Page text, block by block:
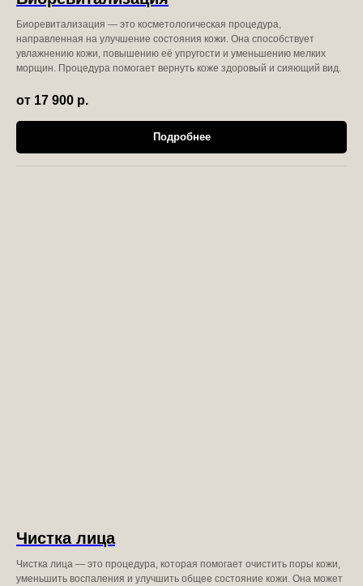
Биоревитализация — это косметологическая процедура,
направленная на улучшение состояния кожи. Она способствует
увлажнению кожи, повышению её упругости и уменьшению мелких
морщин. Процедура помогает вернуть коже здоровый и сияющий вид.
от 17 900 р.
Подробнее
Чистка лица
Чистка лица — это процедура, которая помогает очистить поры кожи,
уменьшить воспаления и улучшить общее состояние кожи. Она может